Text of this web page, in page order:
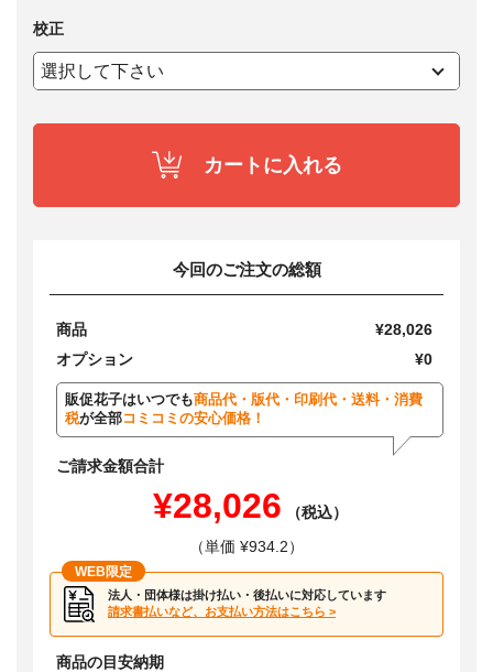
校正
カートに入れる
今回のご注文の総額
商品
¥28,026
オプション
¥0
販促花子はいつでも商品代・版代・印刷代・送料・消費
税が全部コミコミの安心価格！
ご請求金額合計
¥28,026
（税込）
（単価 ¥934.2）
WEB限定
法人・団体様は掛け払い・後払いに対応しています
請求書払いなど、お支払い方法はこちら >
商品の目安納期